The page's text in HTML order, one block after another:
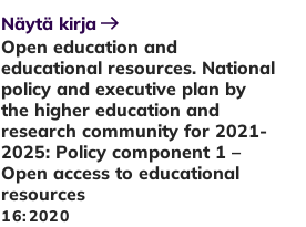
Näytä kirja
Open education and
educational resources. National
policy and executive plan by
the higher education and
research community for 2021-
2025: Policy component 1 –
Open access to educational
resources
16:2020